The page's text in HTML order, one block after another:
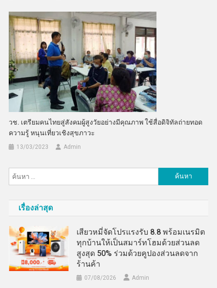
วช. เตรียมคนไทยสู่สังคมผู้สูงวัยอย่างมีคุณภาพ ใช้สื่อดิจิทัลถ่ายทอด
ความรู้ หนุนเที่ยวเชิงสุขภาวะ
13/03/2023 Admin
สำหรับ:
เรื่องล่าสุด
เสียวหมี่จัดโปรแรงรับ 8.8 พร้อมเนรมิต
ทุกบ้านให้เป็นสมาร์ทโฮมด้วยส่วนลด
สูงสุด 50% ร่วมด้วยคูปองส่วนลดจาก
ร้านค้า
07/08/2026 Admin